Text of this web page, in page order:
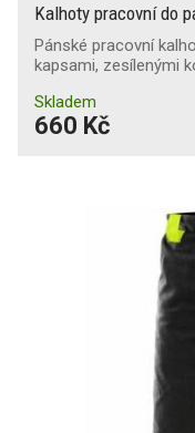
Kalhoty pracovní do
Pánské pracovní
kapsami, zesílenými
Skladem
660 Kč